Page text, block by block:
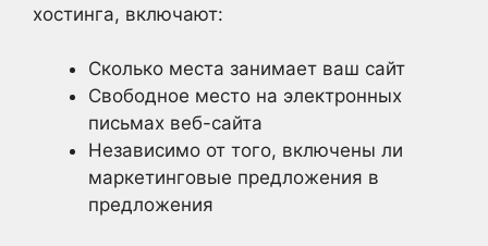
хостинга, включают:
Сколько места занимает ваш сайт
Свободное место на электронных
письмах веб-сайта
Независимо от того, включены ли
маркетинговые предложения в
предложения